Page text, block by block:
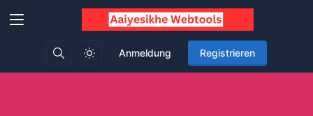
Anmeldung Registrieren